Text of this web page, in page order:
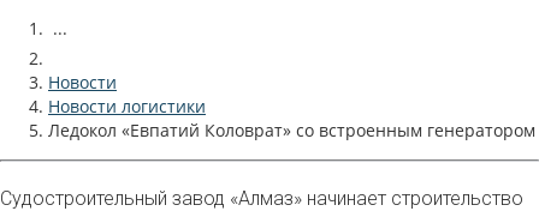
...
Новости
Новости логистики
Ледокол «Евпатий Коловрат» со встроенным генератором
Судостроительный завод «Алмаз» начинает строительство